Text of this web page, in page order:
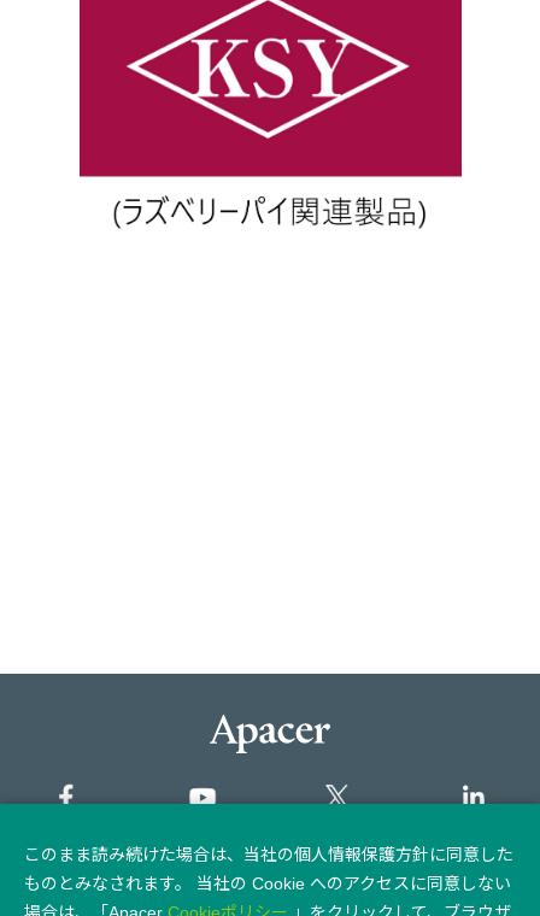
サイトマップ
このまま読み続けた場合は、当社の個人情報保護方針に同意した
ものとみなされます。 当社の Cookie へのアクセスに同意しない